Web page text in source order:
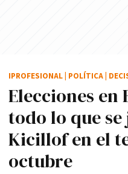
Elecciones en
todo lo que
Kicillof en el
octubre
IPROFESIONAL POLÍTICA